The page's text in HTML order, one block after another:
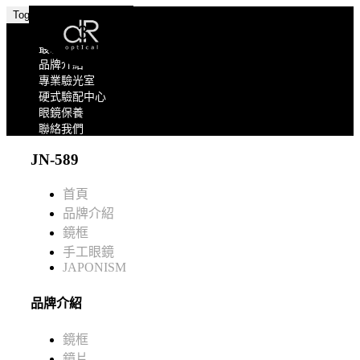
Toggle navigation
關於我們
最新消息
品牌介紹
專業驗光室
硬式驗配中心
眼鏡保養
聯絡我們
JN-589
首頁
品牌介紹
鏡框
手工眼鏡
JAPONISM
品牌介紹
鏡框